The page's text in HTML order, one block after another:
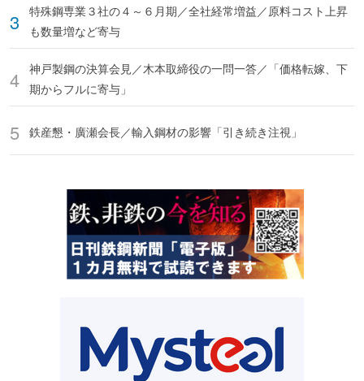
特殊鋼専業３社の４～６月期／全社経常増益／原料コスト上昇
も数量増など寄与
神戸製鋼の決算会見／木本取締役の一問一答／「価格転嫁、下
期からフルに寄与」
鉄産懇・廣瀬会長／輸入鋼材の影響「引き続き注視」